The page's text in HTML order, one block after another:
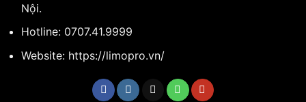
Nội.
Hotline: 0707.41.9999
Website: https://limopro.vn/